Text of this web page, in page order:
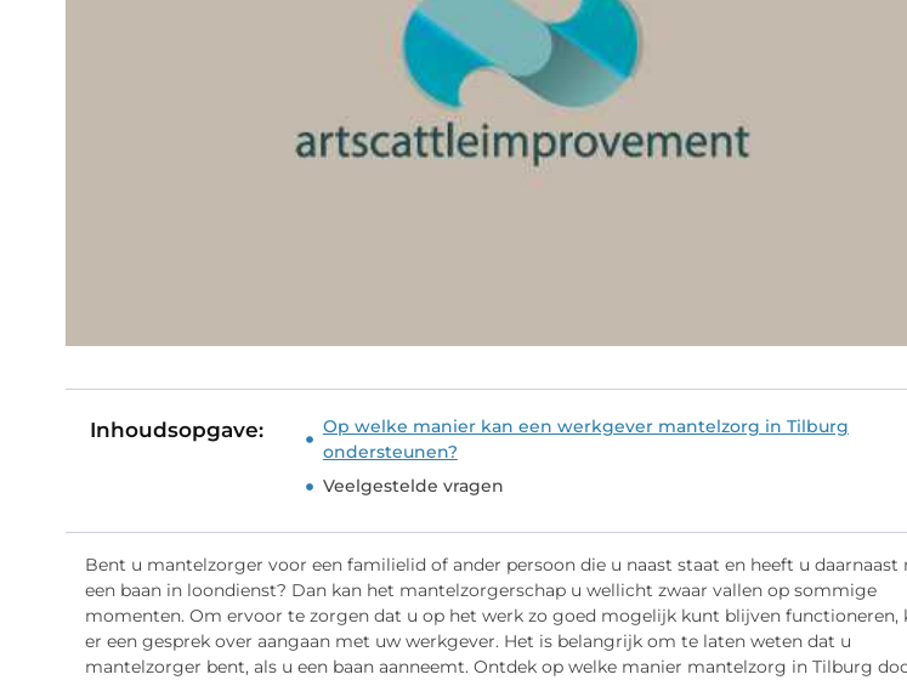
Inhoudsopgave:
Op welke manier kan een werkgever mantelzorg in Tilburg
ondersteunen?
Veelgestelde vragen
Bent u mantelzorger voor een familielid of ander persoon die u naast staat en heeft u daarnaast
een baan in loondienst? Dan kan het mantelzorgerschap u wellicht zwaar vallen op sommige
momenten. Om ervoor te zorgen dat u op het werk zo goed mogelijk kunt blijven functioneren,
er een gesprek over aangaan met uw werkgever. Het is belangrijk om te laten weten dat u
mantelzorger bent, als u een baan aanneemt. Ontdek op welke manier mantelzorg in Tilburg